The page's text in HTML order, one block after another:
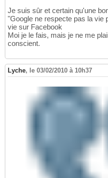
Je suis sûr et certain qu'une
"Google ne respecte pas la vie
vie sur Facebook
Moi je le fais, mais je ne me
conscient.
Lyche, le 03/02/2010 à 10h37